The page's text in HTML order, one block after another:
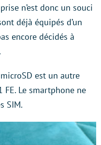
n’est donc un souci
déjà équipés d’un
encore décidés à
est un autre
FE. Le smartphone ne
SIM.